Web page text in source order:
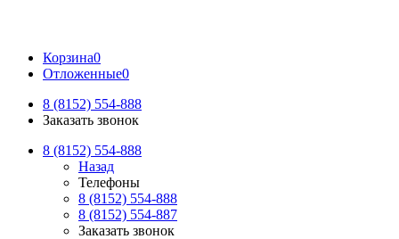
Корзина0
Отложенные0
8 (8152) 554-888
Заказать звонок
8 (8152) 554-888
Назад
Телефоны
8 (8152) 554-888
8 (8152) 554-887
Заказать звонок